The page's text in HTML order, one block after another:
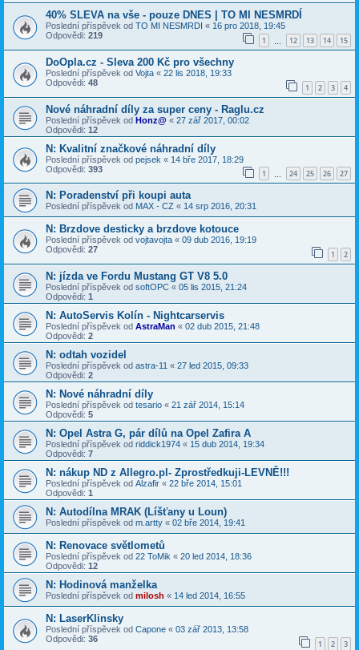
40% SLEVA na vše - pouze DNES | TO MI NESMRDÍ
Poslední příspěvek od TO MI NESMRDI « 16 pro 2018, 19:45
Odpovědi: 219 1 12 13 14 15
DoOpla.cz - Sleva 200 Kč pro všechny
Poslední příspěvek od Vojta « 22 lis 2018, 19:33
Odpovědi: 48 1 2 3 4
Nové náhradní díly za super ceny - Raglu.cz
Poslední příspěvek od Honz@ « 27 zář 2017, 00:02
Odpovědi: 12
N: Kvalitní značkové náhradní díly
Poslední příspěvek od pejsek « 14 bře 2017, 18:29
Odpovědi: 393 1 24 25 26 27
N: Poradenství při koupi auta
Poslední příspěvek od MAX - CZ « 14 srp 2016, 20:31
N: Brzdove desticky a brzdove kotouce
Poslední příspěvek od vojtavojta « 09 dub 2016, 19:19
Odpovědi: 27 1 2
N: jízda ve Fordu Mustang GT V8 5.0
Poslední příspěvek od softOPC « 05 lis 2015, 21:24
Odpovědi: 1
N: AutoServis Kolín - Nightcarservis
Poslední příspěvek od AstraMan « 02 dub 2015, 21:48
Odpovědi: 2
N: odtah vozidel
Poslední příspěvek od astra-11 « 27 led 2015, 09:33
Odpovědi: 2
N: Nové náhradní díly
Poslední příspěvek od tesario « 21 zář 2014, 15:14
Odpovědi: 5
N: Opel Astra G, pár dílů na Opel Zafira A
Poslední příspěvek od riddick1974 « 15 dub 2014, 19:34
Odpovědi: 7
N: nákup ND z Allegro.pl- Zprostředkuji-LEVNĚ!!!
Poslední příspěvek od Alzafir « 22 bře 2014, 15:01
Odpovědi: 1
N: Autodílna MRAK (Líšťany u Loun)
Poslední příspěvek od m.artty « 02 bře 2014, 19:41
N: Renovace světlometů
Poslední příspěvek od 22 ToMik « 20 led 2014, 18:36
Odpovědi: 12
N: Hodinová manželka
Poslední příspěvek od milosh « 14 led 2014, 16:55
N: LaserKlinsky
Poslední příspěvek od Capone « 03 zář 2013, 13:58
Odpovědi: 36 1 2 3